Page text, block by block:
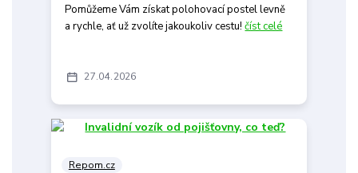
27 04 2026
Pomůžeme Vám získat polohovací postel levně
a rychle, ať už zvolíte jakoukoliv cestu!číst celé
Repom.cz